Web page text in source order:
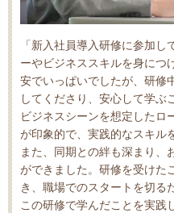
「新入社員導入研修に参加
ーやビジネススキルを身につ
安でいっぱいでしたが、研修
してくださり、安心して学ぶ
ビジネスシーンを想定したロ
が印象的で、実践的なスキル
また、同期との絆も深まり、
ができました。研修を受けた
き、職場でのスタートを切る
この研修で学んだことを実践